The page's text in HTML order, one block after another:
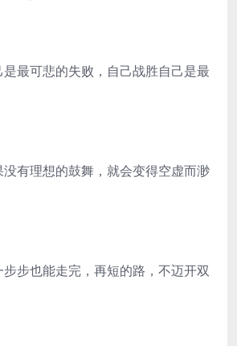
最可悲的失败，自己战胜自己是最
有理想的鼓舞，就会变得空虚而渺
步也能走完，再短的路，不迈开双